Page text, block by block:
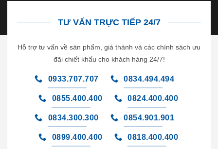
TƯ VẤN TRỰC TIẾP 24/7
Hỗ trợ tư vấn về sản phẩm, giá thành và các chính sách ưu
đãi chiết khấu cho khách hàng 24/7!
0933.707.707 0834.494.494
0855.400.400 0824.400.400
0834.300.300 0854.901.901
0899.400.400 0818.400.400